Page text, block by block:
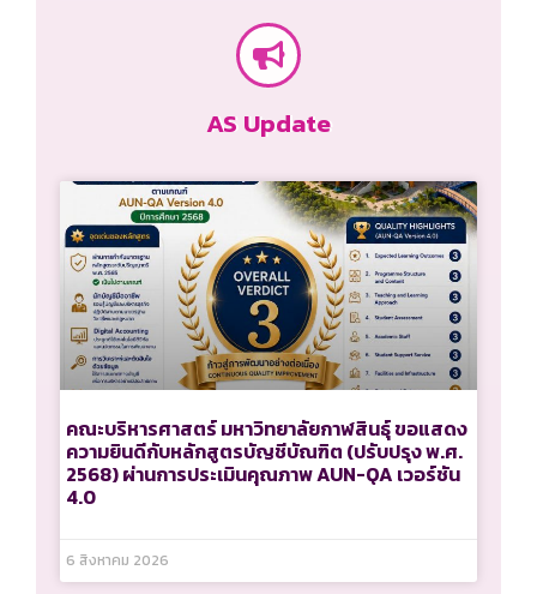
AS Update
คณะบริหารศาสตร์ มหาวิทยาลัยกาฬสินธุ์ ขอแสดง
ความยินดีกับหลักสูตรบัญชีบัณฑิต (ปรับปรุง พ.ศ.
2568) ผ่านการประเมินคุณภาพ AUN-QA เวอร์ชัน
4.0
6 สิงหาคม 2026